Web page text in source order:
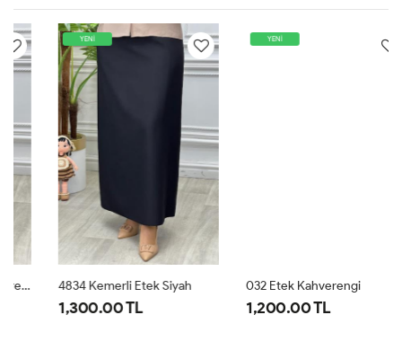
YENİ
4834 Kemerli Etek Siyah
1,300.00 TL
032 Etek Kahverengi
1,200.00 TL